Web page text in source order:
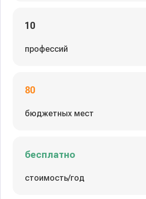
10
профессий
80
бюджетных мест
бесплатно
стоимость/год